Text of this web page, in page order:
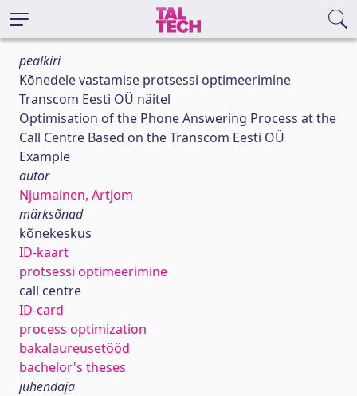
pealkiri
Kõnedele vastamise protsessi optimeerimine
Transcom Eesti OÜ näitel
Optimisation of the Phone Answering Process at the
Call Centre Based on the Transcom Eesti OÜ
Example
autor
Njumainen, Artjom
märksõnad
kõnekeskus
ID-kaart
protsessi optimeerimine
call centre
ID-card
process optimization
bakalaureusetööd
bachelor's theses
juhendaja